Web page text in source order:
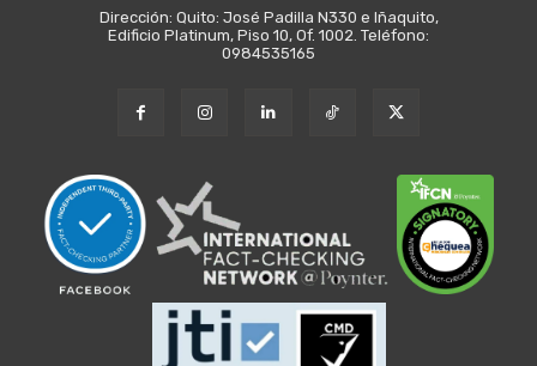
Dirección: Quito: José Padilla N330 e Iñaquito,
Edificio Platinum, Piso 10, Of. 1002. Teléfono:
0984535165